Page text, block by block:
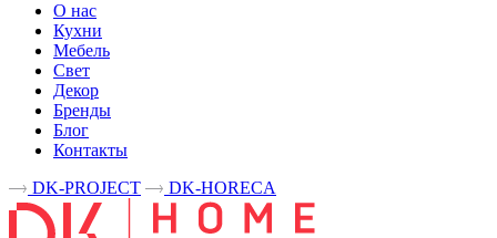
О нас
Кухни
Мебель
Свет
Декор
Бренды
Блог
Контакты
DK-PROJECT
DK-HORECA